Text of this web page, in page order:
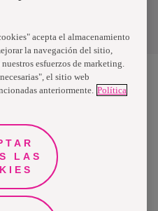
de datos
compañía global líder en
de personas, en todo el
bienestar en beneficio de
clientes y la sociedad en
150 países bajo las
Tork, así como otras marcas
Leukoplast, Libero, Libresse,
TOM Organic y Zewa. En
13 mil millones de
sede de la compañía está
cotiza en Nasdaq Estocolmo.
acepta el almacenamiento
la navegación del sitio,
esfuerzos de marketing.
el sitio web
anteriormente. Política
LAS